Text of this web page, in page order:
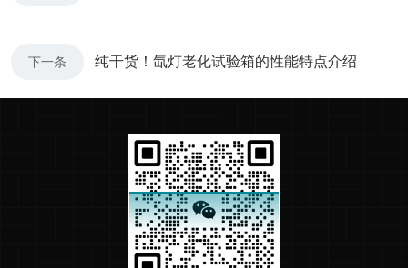
下一条 纯干货！氙灯老化试验箱的性能特点介绍